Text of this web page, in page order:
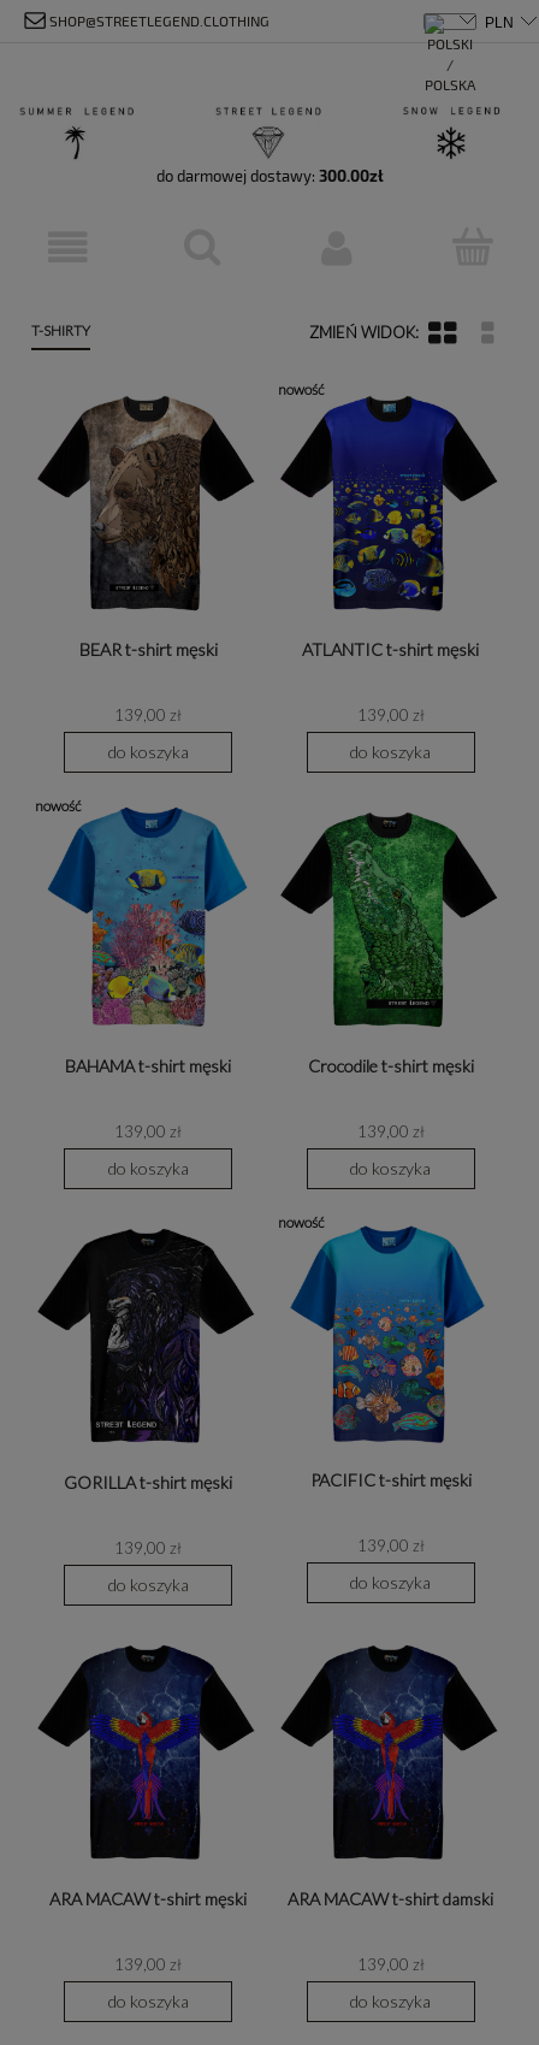
SHOP@STREETLEGEND.CLOTHING
do darmowej dostawy: 300.00zł
T-SHIRTY
BEAR t-shirt męski
139,00 zł
do koszyka
ATLANTIC t-shirt męski
139,00 zł
do koszyka
nowość
BAHAMA t-shirt męski
139,00 zł
do koszyka
nowość
Crocodile t-shirt męski
139,00 zł
do koszyka
GORILLA t-shirt męski
139,00 zł
do koszyka
PACIFIC t-shirt męski
139,00 zł
do koszyka
nowość
ARA MACAW t-shirt męski
139,00 zł
do koszyka
ARA MACAW t-shirt damski
139,00 zł
do koszyka